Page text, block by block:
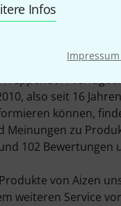
Infos
Impressum
gegründet.
Unternehmen
also seit 16
können,
zu
102 Bewertungen
von Aizen
weiteren Service